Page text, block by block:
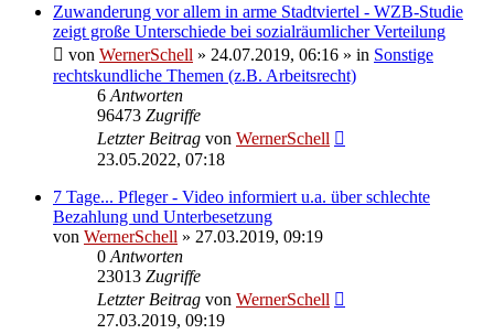
Zuwanderung vor allem in arme Stadtviertel - WZB-Studie
zeigt große Unterschiede bei sozialräumlicher Verteilung
von WernerSchell » 24.07.2019, 06:16 » in Sonstige
rechtskundliche Themen (z.B. Arbeitsrecht)
6 Antworten
96473 Zugriffe
Letzter Beitrag von WernerSchell
23.05.2022, 07:18
7 Tage... Pfleger - Video informiert u.a. über schlechte
Bezahlung und Unterbesetzung
von WernerSchell » 27.03.2019, 09:19
0 Antworten
23013 Zugriffe
Letzter Beitrag von WernerSchell
27.03.2019, 09:19